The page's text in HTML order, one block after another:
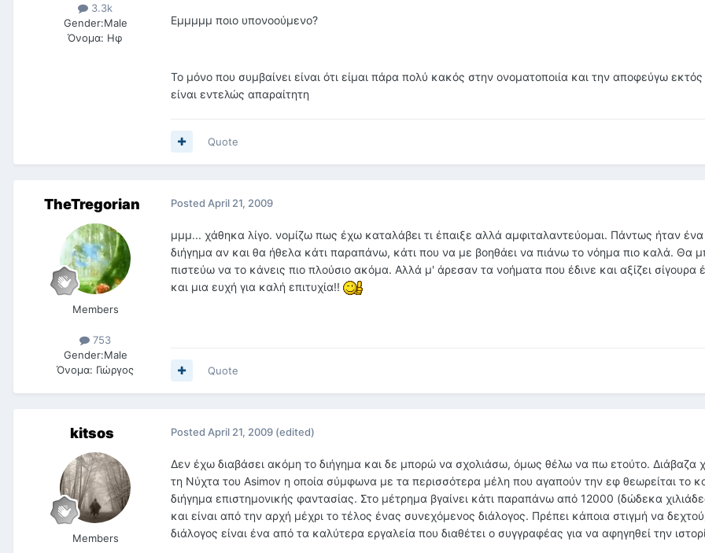
3.3k
Gender:Male
Όνομα: Ηφ
Εμμμμμ ποιο υπονοούμενο?
Το μόνο που συμβαίνει είναι ότι είμαι πάρα πολύ κακός στην ονοματοποιία και την αποφεύγω
είναι εντελώς απαραίτητη
Quote
TheTregorian
Members
753
Gender:Male
Όνομα: Γιώργος
Posted April 21, 2009
μμμ... χάθηκα λίγο. νομίζω πως έχω καταλάβει τι έπαιξε αλλά αμφιταλαντεύομαι. Πάντως ήταν
διήγημα αν και θα ήθελα κάτι παραπάνω, κάτι που να με βοηθάει να πιάνω το νόημα πιο καλά. Θα
πιστεύω να το κάνεις πιο πλούσιο ακόμα. Αλλά μ' άρεσαν τα νοήματα που έδινε και αξίζει σίγουρα
και μια ευχή για καλή επιτυχία!!
Quote
kitsos
Members
Posted April 21, 2009 (edited)
Δεν έχω διαβάσει ακόμη το διήγημα και δε μπορώ να σχολιάσω, όμως θέλω να πω ετούτο. Διάβαζα
τη Νύχτα του Asimov η οποία σύμφωνα με τα περισσότερα μέλη που αγαπούν την εφ θεωρείται το
διήγημα επιστημονικής φαντασίας. Στο μέτρημα βγαίνει κάτι παραπάνω από 12000 (δώδεκα
και είναι από την αρχή μέχρι το τέλος ένας συνεχόμενος διάλογος. Πρέπει κάποια στιγμή να
διάλογος είναι ένα από τα καλύτερα εργαλεία που διαθέτει ο συγγραφέας για να αφηγηθεί την